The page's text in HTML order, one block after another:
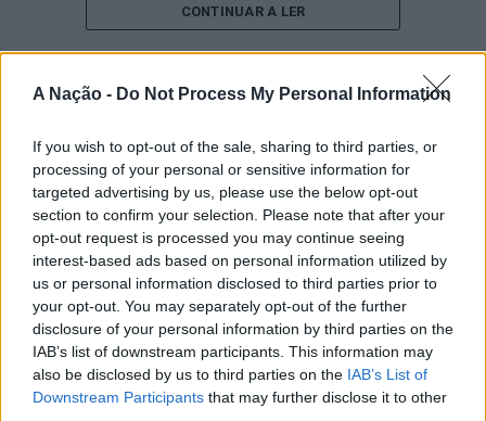
A Nação - Do Not Process My Personal Information
If you wish to opt-out of the sale, sharing to third parties, or
processing of your personal or sensitive information for
targeted advertising by us, please use the below opt-out
section to confirm your selection. Please note that after your
opt-out request is processed you may continue seeing
interest-based ads based on personal information utilized by
us or personal information disclosed to third parties prior to
your opt-out. You may separately opt-out of the further
disclosure of your personal information by third parties on the
IAB’s list of downstream participants. This information may
also be disclosed by us to third parties on the IAB’s List of
Downstream Participants that may further disclose it to other
O pesquisador afirma que plataformas digitais também
manter a atenção e a procrastinação. Na sua visão,
aumentam a sensação de sobrecarga, enquanto o stress
prolongado pode elevar os níveis de cortisol e
prejudicar o desempenho cognitivo.
Fabiano de Abreu Agrela Rodrigues ressalta que não há
evidências de que o ambiente digital provoque mudanças
genéticas na espécie humana. A adaptação observada,
afirma, ocorre por meio da neuroplasticidade, processo
pelo qual os circuitos neurais se reorganizam em
resposta às experiências.
CONTINUAR A LER
ATUALIDADE
“Millennium Estoril Open 2026”
regressou ao circuito ATP com
vitória do francês Luca Van Assche
Publicado 2 dias atrás on 07/08/2026
Ígor Lopes
O “Millennium Estoril Open 2026” decorreu entre os
dias 18 e 26 de julho, no Clube de Ténis do Estoril, em